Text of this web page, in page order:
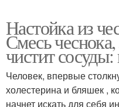
Настойка из
Смесь
чистит
Человек, впервые
холестерина и бляшек ,
начнет искать для себя